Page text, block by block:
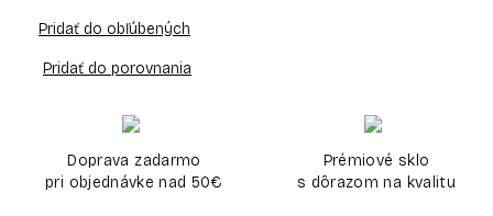
Pridať do obľúbených
Pridať do porovnania
Doprava zadarmo
pri objednávke nad 50€
Prémiové sklo
s dôrazom na kvalitu